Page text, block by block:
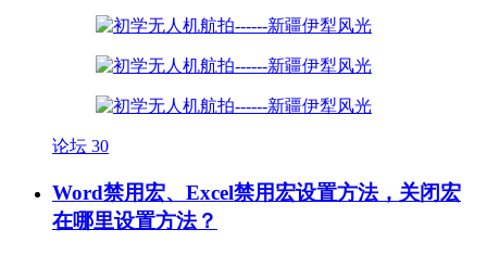
论坛 30
Word禁用宏、Excel禁用宏设置方法，关闭宏
在哪里设置方法？